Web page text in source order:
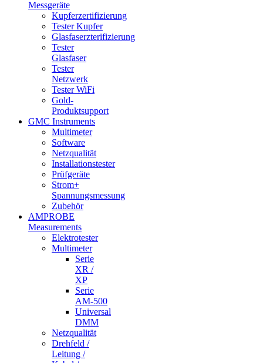
Messgeräte
Kupferzertifizierung
Tester Kupfer
Glasfaserzterifizierung
Tester
Glasfaser
Tester
Netzwerk
Tester WiFi
Gold-
Produktsupport
GMC Instruments
Multimeter
Software
Netzqualität
Installationstester
Prüfgeräte
Strom+
Spannungsmessung
Zubehör
AMPROBE
Measurements
Elektrotester
Multimeter
Serie
XR /
XP
Serie
AM-500
Universal
DMM
Netzqualität
Drehfeld /
Leitung /